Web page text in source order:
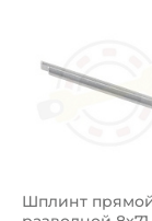
Шплинт